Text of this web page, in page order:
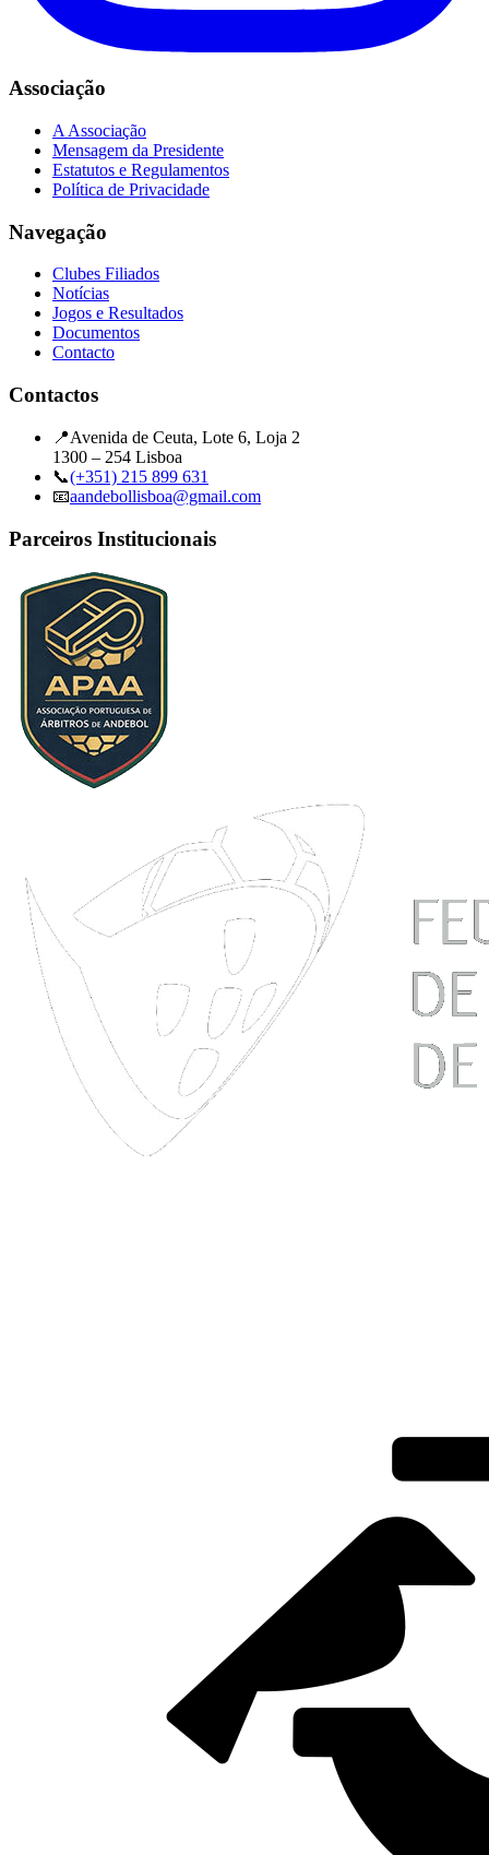
Associação
A Associação
Mensagem da Presidente
Estatutos e Regulamentos
Política de Privacidade
Navegação
Clubes Filiados
Notícias
Jogos e Resultados
Documentos
Contacto
Contactos
📍Avenida de Ceuta, Lote 6, Loja 2
1300 – 254 Lisboa
📞(+351) 215 899 631
📧aandebollisboa@gmail.com
Parceiros Institucionais